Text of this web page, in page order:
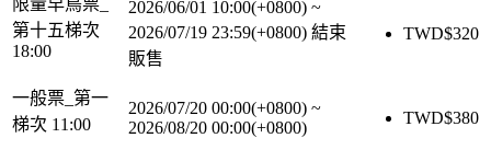
第十五梯次
18:00
2026/06/01 10:00(+0800) ~
2026/07/19 23:59(+0800) 結束
販售
TWD$320
一般票_第一
梯次 11:00
2026/07/20 00:00(+0800) ~
2026/08/20 00:00(+0800)
TWD$380